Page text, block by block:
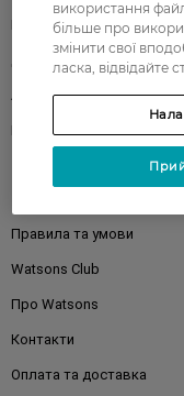
Подарунки
Аксесуари
Бренди
Правила та умови
Watsons Club
Про Watsons
Контакти
Оплата та доставка
використання
більше про
змінити свої
ласка, відвідайте